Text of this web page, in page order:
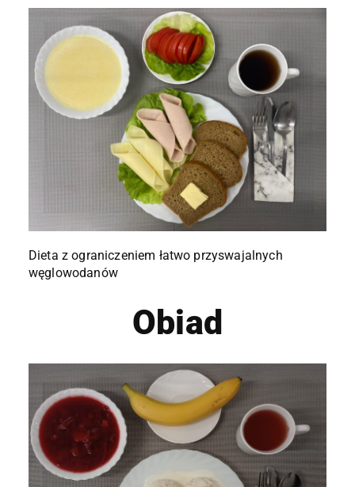
Dieta z ograniczeniem łatwo przyswajalnych
węglowodanów
Obiad